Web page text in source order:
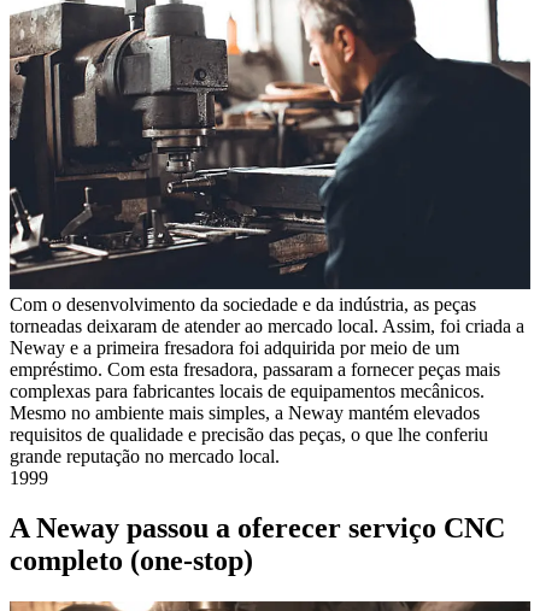
Com o desenvolvimento da sociedade e da indústria, as peças
torneadas deixaram de atender ao mercado local. Assim, foi criada a
Neway e a primeira fresadora foi adquirida por meio de um
empréstimo. Com esta fresadora, passaram a fornecer peças mais
complexas para fabricantes locais de equipamentos mecânicos.
Mesmo no ambiente mais simples, a Neway mantém elevados
requisitos de qualidade e precisão das peças, o que lhe conferiu
grande reputação no mercado local.
1999
A Neway passou a oferecer serviço CNC
completo (one-stop)